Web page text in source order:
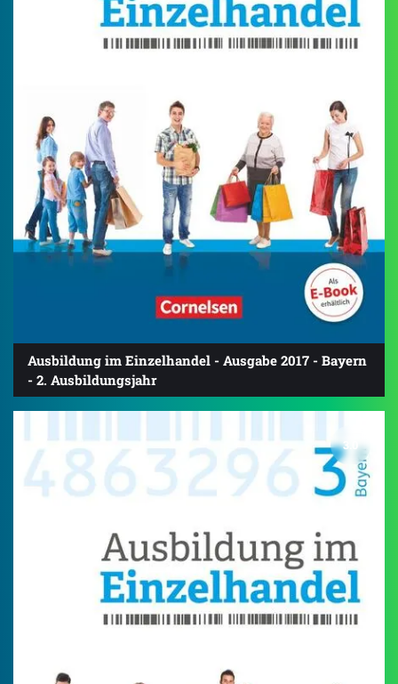
Ausbildung im Einzelhandel - Ausgabe 2017 - Bayern
- 2. Ausbildungsjahr
3.0